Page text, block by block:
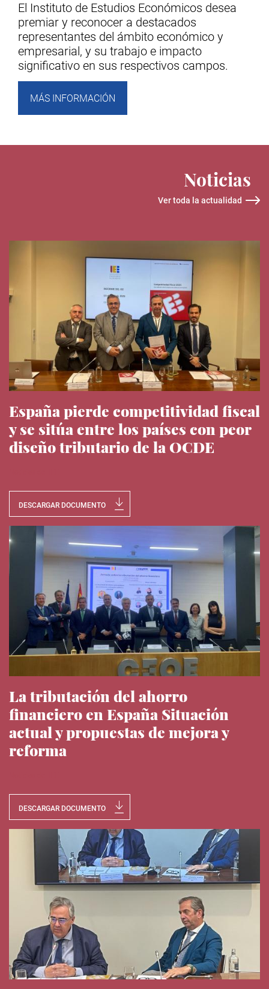
El Instituto de Estudios Económicos desea
premiar y reconocer a destacados
representantes del ámbito económico y
empresarial, y su trabajo e impacto
significativo en sus respectivos campos.
MÁS INFORMACIÓN
Noticias
Ver toda la actualidad
España pierde competitividad fiscal
y se sitúa entre los países con peor
diseño tributario de la OCDE
DESCARGAR DOCUMENTO
La tributación del ahorro
financiero en España Situación
actual y propuestas de mejora y
reforma
DESCARGAR DOCUMENTO